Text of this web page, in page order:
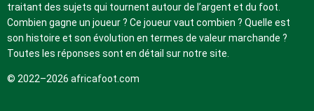
traitant des sujets qui tournent autour de l’argent et du foot.
Combien gagne un joueur ? Ce joueur vaut combien ? Quelle est
son histoire et son évolution en termes de valeur marchande ?
Toutes les réponses sont en détail sur notre site.
© 2022–2026 africafoot.com